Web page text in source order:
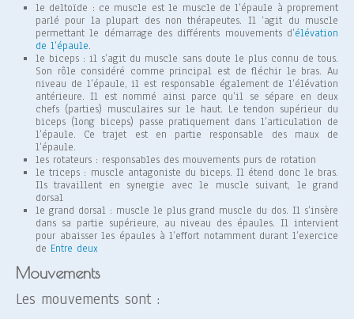
le deltoïde : ce muscle est le muscle de l’épaule à proprement
parlé pour la plupart des non thérapeutes. Il ‘agit du muscle
permettant le démarrage des différents mouvements d’élévation
de l’épaule.
le biceps : il s’agit du muscle sans doute le plus connu de tous.
Son rôle considéré comme principal est de fléchir le bras. Au
niveau de l’épaule, il est responsable également de l’élévation
antérieure. Il est nommé ainsi parce qu’il se sépare en deux
chefs (parties) musculaires sur le haut. Le tendon supérieur du
biceps (long biceps) passe pratiquement dans l’articulation de
l’épaule. Ce trajet est en partie responsable des maux de
l’épaule.
les rotateurs : responsables des mouvements purs de rotation
le triceps : muscle antagoniste du biceps. Il étend donc le bras.
Ils travaillent en synergie avec le muscle suivant, le grand
dorsal
le grand dorsal : muscle le plus grand muscle du dos. Il s’insère
dans sa partie supérieure, au niveau des épaules. Il intervient
pour abaisser les épaules à l’effort notamment durant l’exercice
de Entre deux
Mouvements
Les mouvements sont :